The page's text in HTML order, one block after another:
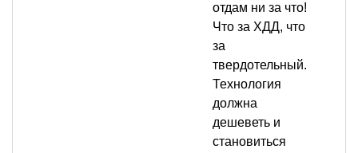
отдам ни за что!
Что за ХДД, что
за
твердотельный.
Технология
должна
дешеветь и
становиться